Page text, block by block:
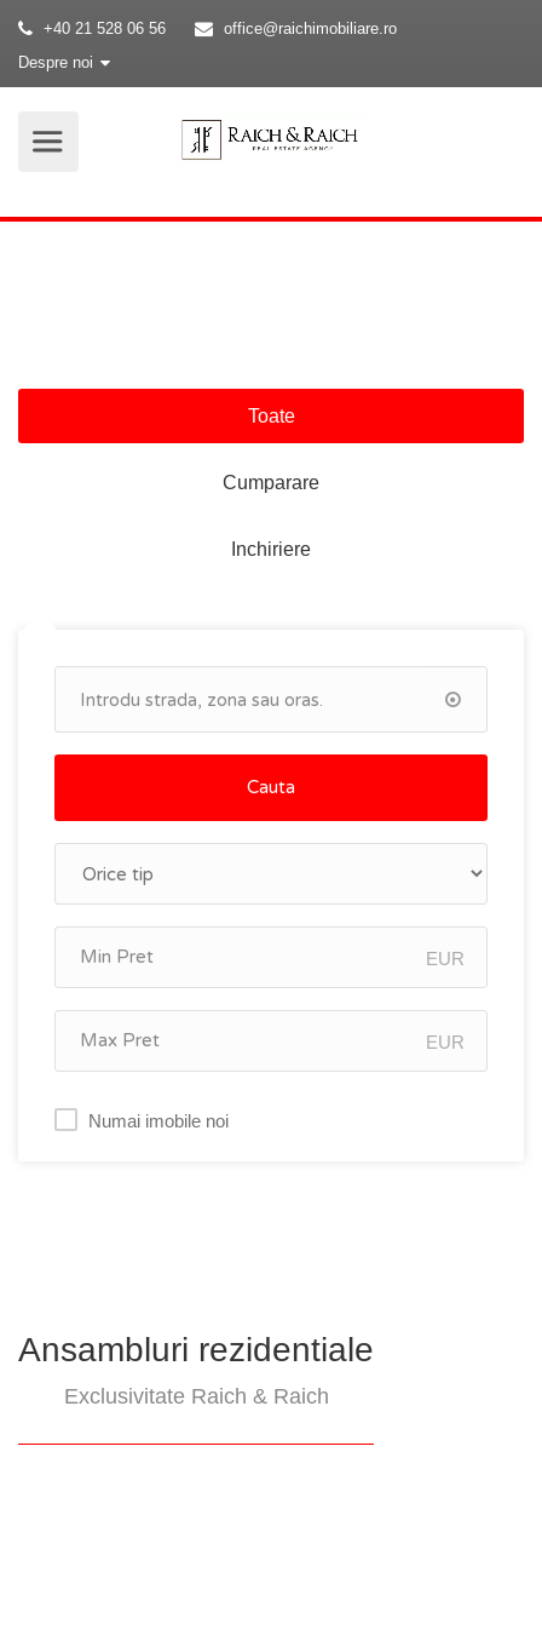
+40 21 528 06 56
office@raichimobiliare.ro
Despre noi
Toate
Cumparare
Inchiriere
Cauta
EUR
EUR
Numai imobile noi
Ansambluri rezidentiale
Exclusivitate Raich & Raich